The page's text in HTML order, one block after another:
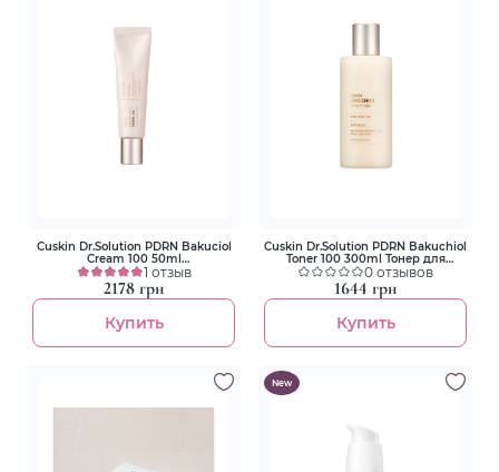
Cuskin Dr.Solution PDRN Bakuciol
Cream 100 50ml
Регенерирующий крем с
полинуклеотидами и
бакучиолом
1 отзыв
2178 грн
Купить
Cuskin Dr.Solution PDRN Bakuchiol
Toner 100 300ml Тонер для
відновлення шкіри з
полінуклеотидами та бакучіолом
0 отзывов
1644 грн
Купить
New